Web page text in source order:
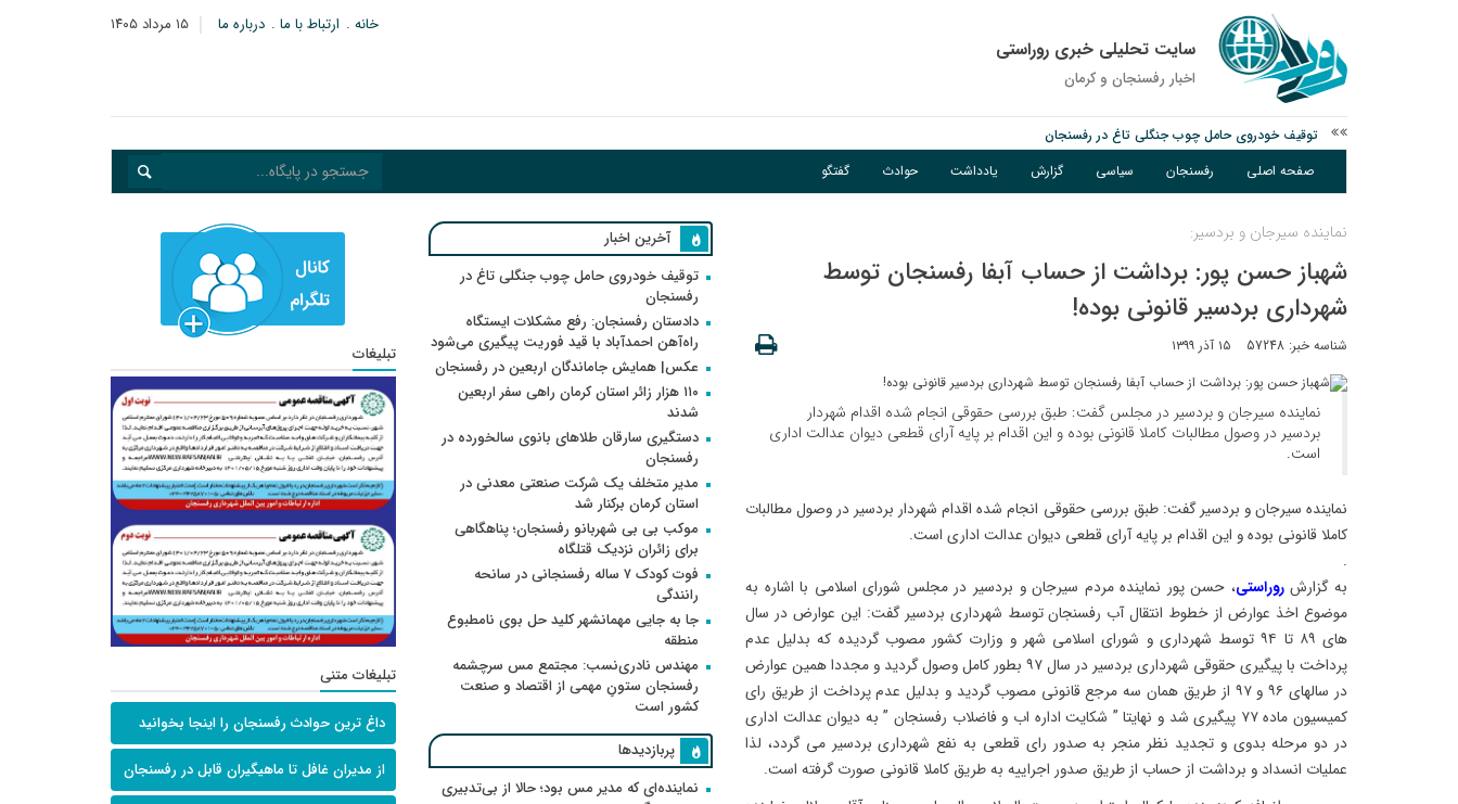
۱۵ مرداد ۱۴۰۵ خانه ارتباط با ما درباره ما
سایت تحلیلی خبری روراستی
اخبار رفسنجان و كرمان
توقیف خودروی حامل چوب جنگلی تاغ در رفسنجان
دادستان رفسنجان: رفع مشکلات ایستگاه راه‌آهن احمدآباد با قید فوریت پیگیری می‌شود
عکس| همایش جاماندگان اربعین در رفسنجان
صفحه اصلی رفسنجان سیاسی گزارش یادداشت حوادث گفتگو
نماینده سیرجان و بردسیر:
شهباز حسن پور: برداشت از حساب آبفا رفسنجان توسط
شهرداری بردسیر قانونی بوده!
شناسه خبر: 57248 ۱۵ آذر ۱۳۹۹
نماینده سیرجان و بردسیر در مجلس گفت: طبق بررسی حقوقی انجام شده اقدام شهردار
بردسیر در وصول مطالبات کاملا قانونی بوده و این اقدام بر پایه آرای قطعی دیوان عدالت اداری
است.
نماینده سیرجان و بردسیر گفت: طبق بررسی حقوقی انجام شده اقدام شهردار بردسیر در وصول مطالبات
کاملا قانونی بوده و این اقدام بر پایه آرای قطعی دیوان عدالت اداری است.
.
به گزارشروراستی، حسن پور نماینده مردم سیرجان و بردسیر در مجلس شورای اسلامی با اشاره به
موضوع اخذ عوارض از خطوط انتقال آب رفسنجان توسط شهرداری بردسیر گفت: این عوارض در سال
های ۸۹ تا ۹۴ توسط شهرداری و شورای اسلامی شهر و وزارت کشور مصوب گردیده که بدلیل عدم
پرداخت با پیگیری حقوقی شهرداری بردسیر در سال ۹۷ بطور کامل وصول گردید و مجددا همین عوارض
در سالهای ۹۶ و ۹۷ از طریق همان سه مرجع قانونی مصوب گردید و بدلیل عدم پرداخت از طریق رای
کمیسیون ماده ۷۷ پیگیری شد و نهایتا ” شکایت اداره اب و فاضلاب رفسنجان ” به دیوان عدالت اداری
در دو مرحله بدوی و تجدید نظر منجر به صدور رای قطعی به نفع شهرداری بردسیر می گردد، لذا
عملیات انسداد و برداشت از حساب از طریق صدور اجراییه به طریق کاملا قانونی صورت گرفته است.
آخرین اخبار
توقیف خودروی حامل چوب جنگلی تاغ در
رفسنجان
دادستان رفسنجان: رفع مشکلات ایستگاه
راه‌آهن احمدآباد با قید فوریت پیگیری می‌شود
عکس| همایش جاماندگان اربعین در رفسنجان
۱۱۰ هزار زائر استان کرمان راهی سفر اربعین
شدند
دستگیری سارقان طلاهای بانوی سالخورده در
رفسنجان
مدیر متخلف یک شرکت صنعتی معدنی در
استان کرمان برکنار شد
موکب بی بی شهربانو رفسنجان؛ پناهگاهی
برای زائران نزدیک قتلگاه
فوت کودک ۷ ساله رفسنجانی در سانحه
رانندگی
جا به جایی مهمانشهر کلید حل بوی نامطبوع
منطقه
مهندس نادری‌نسب: مجتمع مس سرچشمه
رفسنجان ستونِ مهمی از اقتصاد و صنعت
کشور است
پربازدیدها
نماینده‌ای که مدیر مس بود؛ حالا از بی‌تدبیری
تبلیغات
تبلیغات متنی
داغ ترین حوادث رفسنجان را اینجا بخوانید
از مدیران غافل تا ماهیگیران قابل در رفسنجان